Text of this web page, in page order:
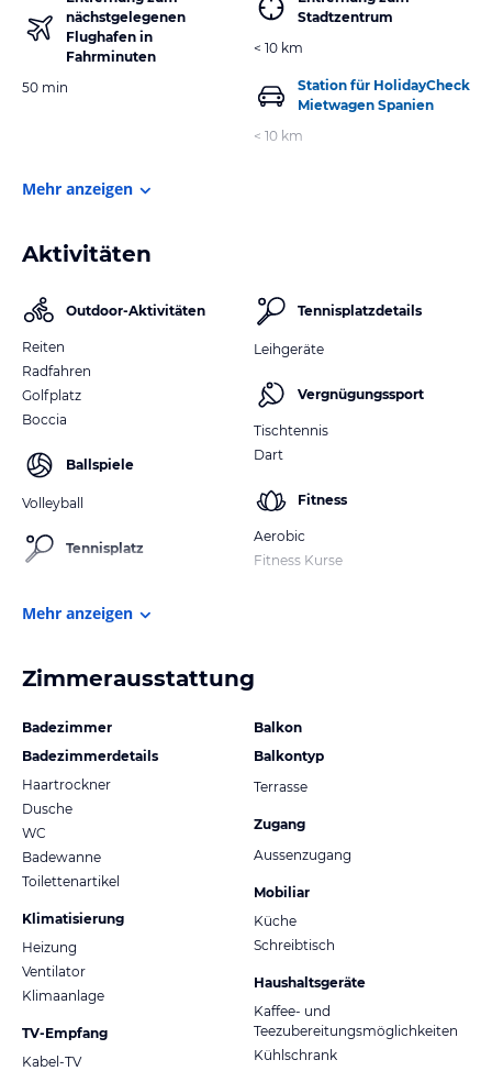
nächstgelegenen
Flughafen in
Fahrminuten
50 min
Stadtzentrum
< 10 km
Station für HolidayCheck
Mietwagen Spanien
< 10 km
Mehr anzeigen
Aktivitäten
Outdoor-Aktivitäten
Reiten
Radfahren
Golfplatz
Boccia
Ballspiele
Volleyball
Tennisplatz
Tennisplatzdetails
Leihgeräte
Vergnügungssport
Tischtennis
Dart
Fitness
Aerobic
Fitness Kurse
Mehr anzeigen
Zimmerausstattung
Badezimmer
Badezimmerdetails
Haartrockner
Dusche
WC
Badewanne
Toilettenartikel
Klimatisierung
Heizung
Ventilator
Klimaanlage
TV-Empfang
Kabel-TV
Balkon
Balkontyp
Terrasse
Zugang
Aussenzugang
Mobiliar
Küche
Schreibtisch
Haushaltsgeräte
Kaffee- und
Teezubereitungsmöglichkeiten
Kühlschrank